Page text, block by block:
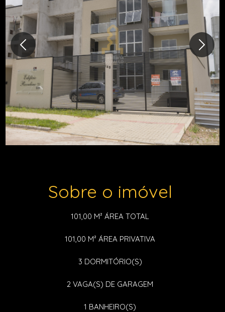
Sobre o imóvel
101,00 M² ÁREA TOTAL
101,00 M² ÁREA PRIVATIVA
3 DORMITÓRIO(S)
2 VAGA(S) DE GARAGEM
1 BANHEIRO(S)